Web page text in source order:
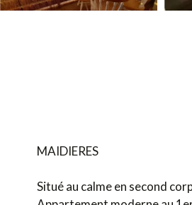
MAIDIERES
Situé au calme en second